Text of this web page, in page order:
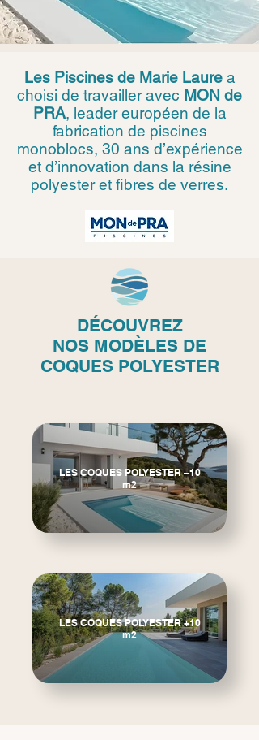
Les Piscines de Marie Laurea
choisi de travailler avec MON de
PRA, leader européen de la
fabrication de piscines
monoblocs, 30 ans d’expérience
et d’innovation dans la résine
polyester et fibres de verres.
DÉCOUVREZ
NOS MODÈLES DE
COQUES POLYESTER
LES COQUES POLYESTER –10
m2
LES COQUES POLYESTER +10
m2